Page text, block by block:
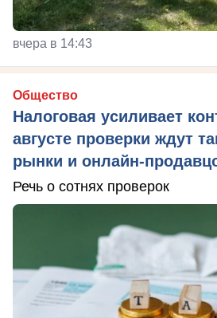
вчера в 14:43
Общество
Налоговая усиливает
августе проверки ждут
рынки и онлайн-
Речь о сотнях проверок